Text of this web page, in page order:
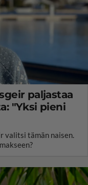
paljastaa
"Yksi pieni
valitsi tämän naisen.